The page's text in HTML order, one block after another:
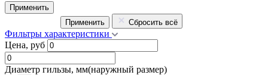
Применить
Применить
Сбросить всё
Фильтры характеристики
Цена, руб
Диаметр гильзы, мм(наружный размер)